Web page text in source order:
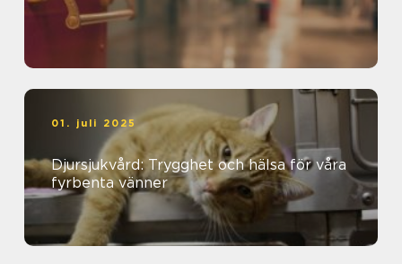
01. juli 2025
Djursjukvård: Trygghet och hälsa för våra
fyrbenta vänner